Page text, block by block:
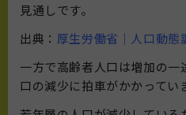
見通しです。
出典： 厚生労働省｜人口動態
一方で高齢者人口は増加の一
口の減少に拍車がかかってい